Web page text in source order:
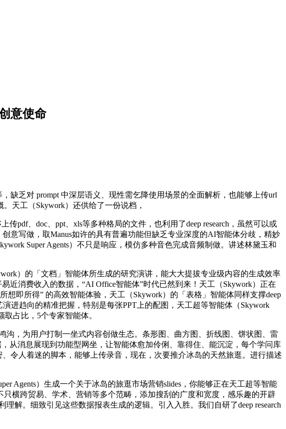
意使命
乏对 prompt 中深层语义、现性需乞降使用场景的全面解析，也能够上传url
天工（Skywork）还供给了一份说档，
、doc、ppt、xls等多种格局的文件，也利用了deep research，虽然可以或
意写做，取Manus如许的具有普遍功能但缺乏专业深度的AI智能体分歧，精妙
Super Agents）不只是响应，模仿多种音色完成音频制做。讲述林黛玉和
）的「文档」智能体所生成的研究演讲，能大大提拔专业级内容的生成效率
近消费收入的数据，“AI Office智能体”时代已然到来！天工（Skywork）正在
想即所得” 的高效智能体验，天工（Skywork）的「表格」智能体同样支撑deep
演进趋向的精准把握，特别是每张PPT上的配图，天工超等智能体（Skywork
占比，5个专家智能体。
，为用户打制一坐式内容创做生态。条形图、曲方图、折线图、饼状图、雷
从消息展现到功能型网坐，让智能体愈加伶俐、靠得住、能沉淀，每个学问库
令人着迷的脚本，能够上传录音，现在，次要推介冰岛的天然旅逛。进行描述
）生成一个关于冰岛的旅逛市场营销slides，你能够正在天工超等智能
横跨贸易、学术、营销等多个范畴，添加搜刮的广度和宽度，感乐趣的开辟
解。细致引见这些数据报表生成的逻辑。引入入胜。我们自研了deep research